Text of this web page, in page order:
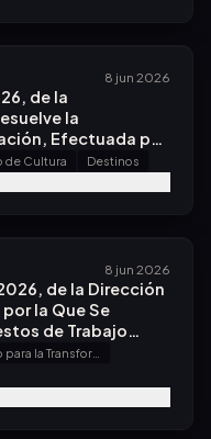
8 jun 2026
de la
la
Efectuada por
de Cultura Destinos
8 jun 2026
de la Dirección
la Que Se
de Trabajo
de
de Carácter
Designación.